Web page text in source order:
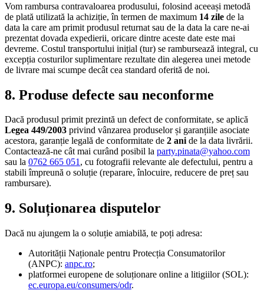
Vom rambursa contravaloarea produsului, folosind aceeași metodă
de plată utilizată la achiziție, în termen de maximum 14 zile de la
data la care am primit produsul returnat sau de la data la care ne-ai
prezentat dovada expedierii, oricare dintre aceste date este mai
devreme. Costul transportului inițial (tur) se rambursează integral, cu
excepția costurilor suplimentare rezultate din alegerea unei metode
de livrare mai scumpe decât cea standard oferită de noi.
8. Produse defecte sau neconforme
Dacă produsul primit prezintă un defect de conformitate, se aplică
Legea 449/2003 privind vânzarea produselor și garanțiile asociate
acestora, garanție legală de conformitate de 2 anide la data livrării.
Contactează-ne cât mai curând posibil la party.pinata@yahoo.com
sau la 0762 665 051, cu fotografii relevante ale defectului, pentru a
stabili împreună o soluție (reparare, înlocuire, reducere de preț sau
rambursare).
9. Soluționarea disputelor
Dacă nu ajungem la o soluție amiabilă, te poți adresa:
Autorității Naționale pentru Protecția Consumatorilor
(ANPC): anpc.ro;
platformei europene de soluționare online a litigiilor (SOL):
ec.europa.eu/consumers/odr.